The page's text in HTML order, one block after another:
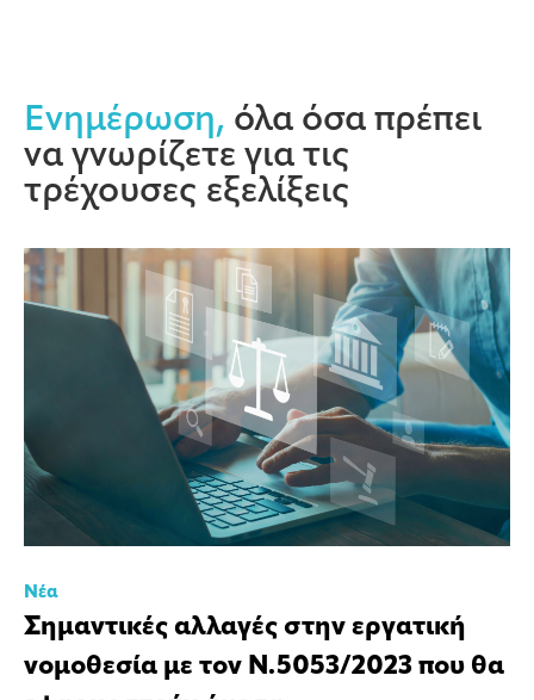
Ενημέρωση, όλα όσα πρέπει
να γνωρίζετε για τις
τρέχουσες εξελίξεις
Νέα
Σημαντικές αλλαγές στην εργατική
νομοθεσία με τον Ν.5053/2023 που θα